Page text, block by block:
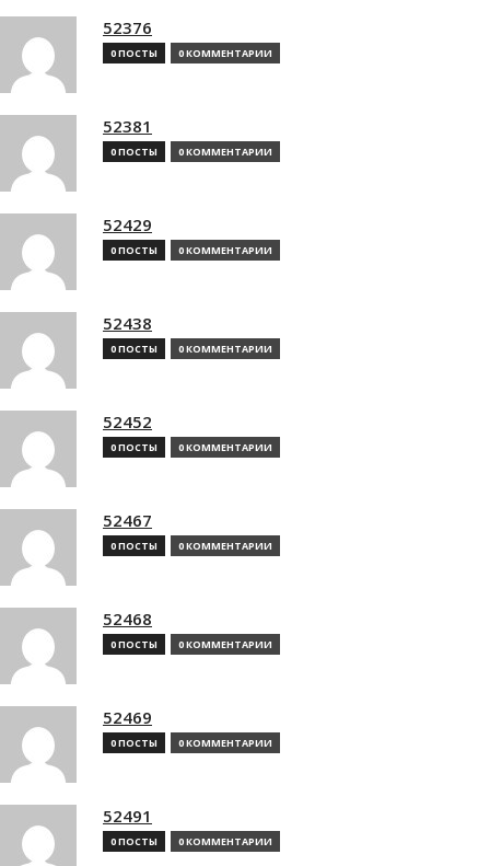
52376
0 ПОСТЫ 0 КОММЕНТАРИИ
52381
0 ПОСТЫ 0 КОММЕНТАРИИ
52429
0 ПОСТЫ 0 КОММЕНТАРИИ
52438
0 ПОСТЫ 0 КОММЕНТАРИИ
52452
0 ПОСТЫ 0 КОММЕНТАРИИ
52467
0 ПОСТЫ 0 КОММЕНТАРИИ
52468
0 ПОСТЫ 0 КОММЕНТАРИИ
52469
0 ПОСТЫ 0 КОММЕНТАРИИ
52491
0 ПОСТЫ 0 КОММЕНТАРИИ